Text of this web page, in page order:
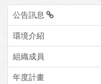
公告訊息
環境介紹
組織成員
年度計畫